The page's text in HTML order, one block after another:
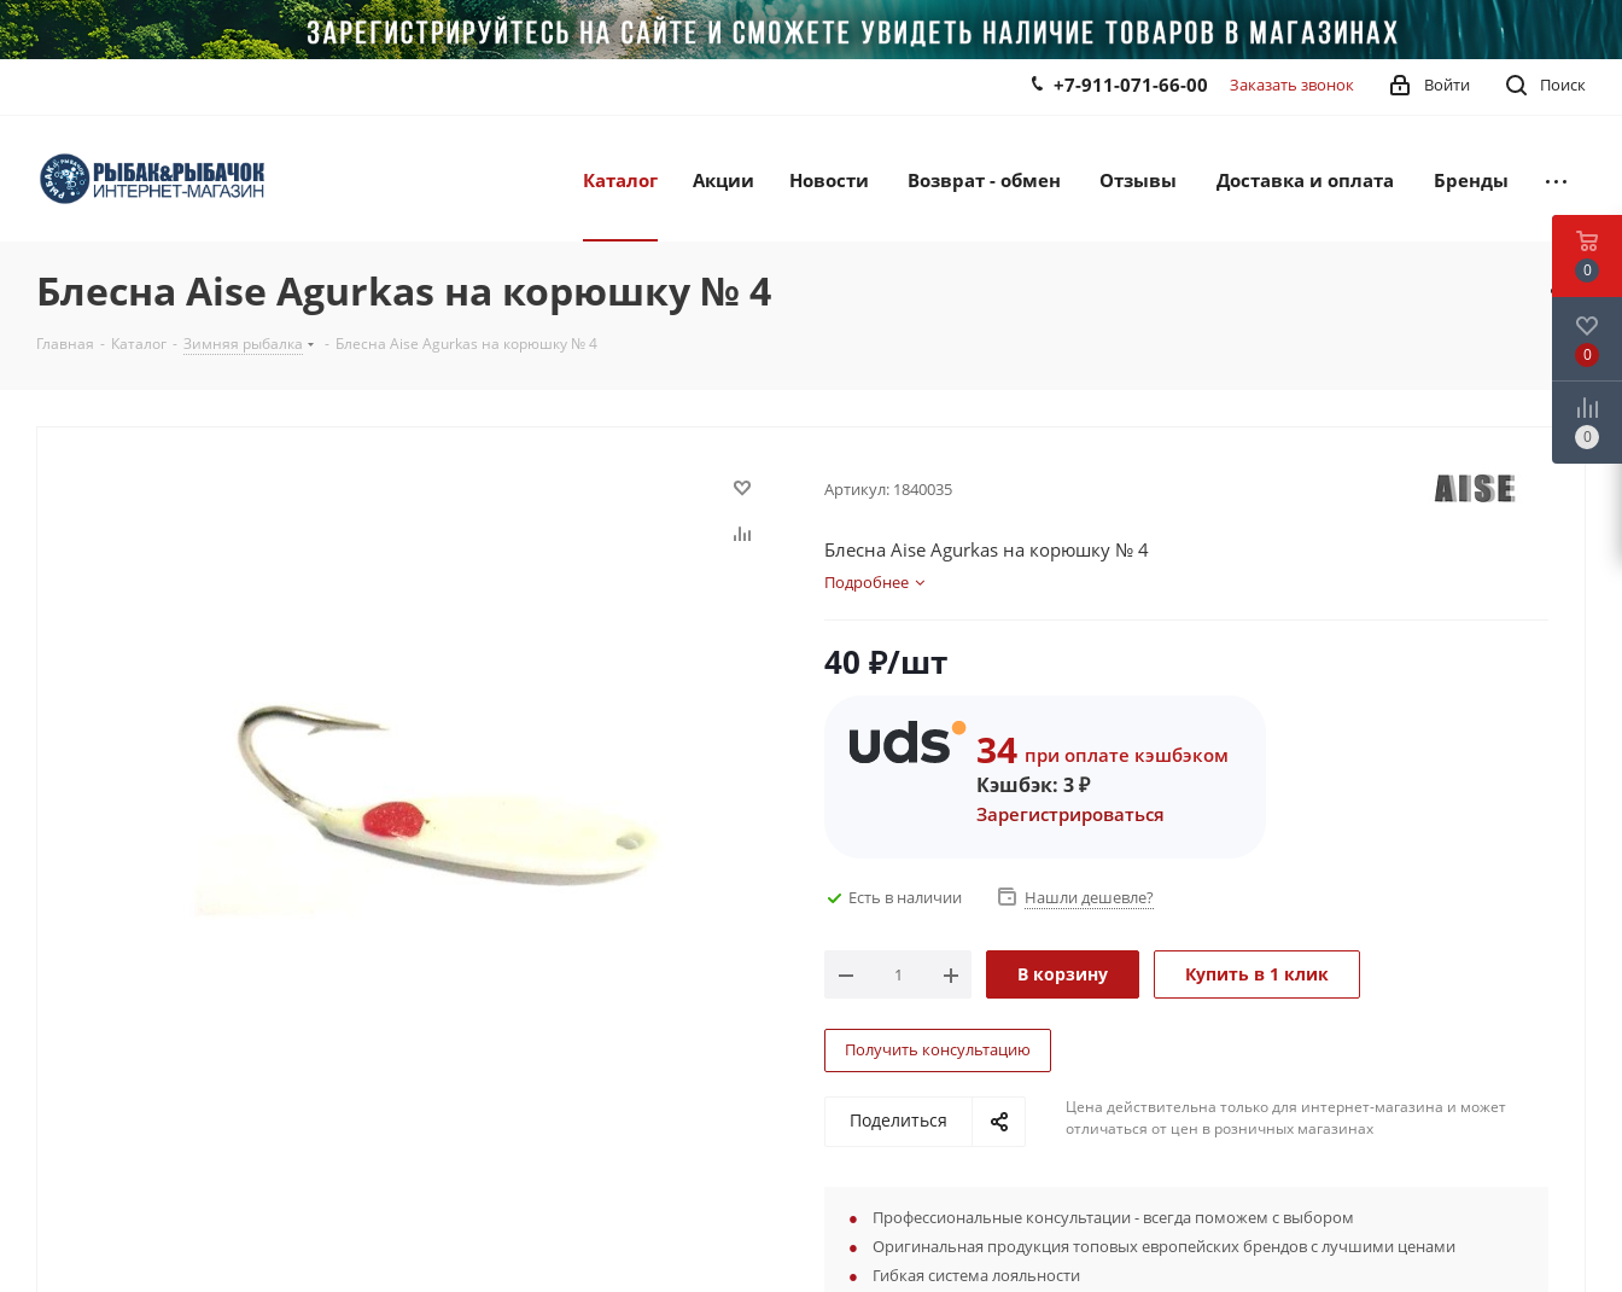
Поиск
Войти
+7-911-071-66-00 Заказать звонок
Каталог Акции Новости Возврат - обмен Отзывы Доставка и оплата Бренды
Блесна Aise Agurkas на корюшку № 4
Главная - Каталог - Зимняя рыбалка - Блесна Aise Agurkas на корюшку № 4
Артикул: 1840035
Блесна Aise Agurkas на корюшку № 4
Подробнее
40 ₽/шт
34 при оплате кэшбэком
Кэшбэк: 3₽
Зарегистрироваться
Есть в наличии Нашли дешевле?
В корзину Купить в 1 клик
Получить консультацию
Поделиться
Цена действительна только для интернет-магазина и может
отличаться от цен в розничных магазинах
Профессиональные консультации - всегда поможем с выбором
Оригинальная продукция топовых европейских брендов с лучшими ценами
Гибкая система лояльности
0
0
0